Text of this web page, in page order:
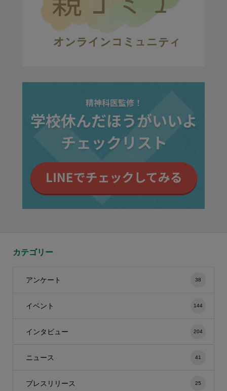
カテゴリー
アンケート 38
イベント 144
インタビュー 204
ニュース 41
プレスリリース 25